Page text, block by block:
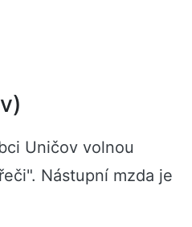
Uničov volnou
Nástupní mzda je